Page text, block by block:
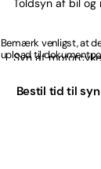
Toldsyn af bil og
Syn af
Bemærk venligst, at
upload til
Bestil tid til syn